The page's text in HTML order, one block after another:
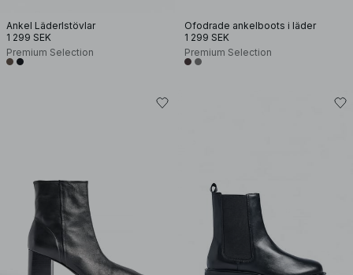
Ankel Läderlstövlar
1 299 SEK
Premium Selection
Ofodrade ankelboots i läder
1 299 SEK
Premium Selection